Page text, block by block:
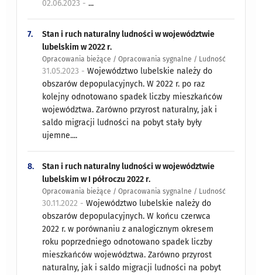
02.06.2023 -...
7.
Stan i ruch naturalny ludności w województwie
lubelskim w 2022 r.
Opracowania bieżące / Opracowania sygnalne / Ludność
31.05.2023 -Województwo lubelskie należy do
obszarów depopulacyjnych. W 2022 r. po raz
kolejny odnotowano spadek liczby mieszkańców
województwa. Zarówno przyrost naturalny, jak i
saldo migracji ludności na pobyt stały były
ujemne....
8.
Stan i ruch naturalny ludności w województwie
lubelskim w I półroczu 2022 r.
Opracowania bieżące / Opracowania sygnalne / Ludność
30.11.2022 -Województwo lubelskie należy do
obszarów depopulacyjnych. W końcu czerwca
2022 r. w porównaniu z analogicznym okresem
roku poprzedniego odnotowano spadek liczby
mieszkańców województwa. Zarówno przyrost
naturalny, jak i saldo migracji ludności na pobyt